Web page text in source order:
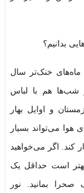
بدانیم؟
ماه‌های خنک‌تر سال
شب‌ها هم با لباس
و اوایل بهار
هوا می‌تواند بسیار
کند. اگر می‌خواهید
است حداقل یک
بمانید. نور